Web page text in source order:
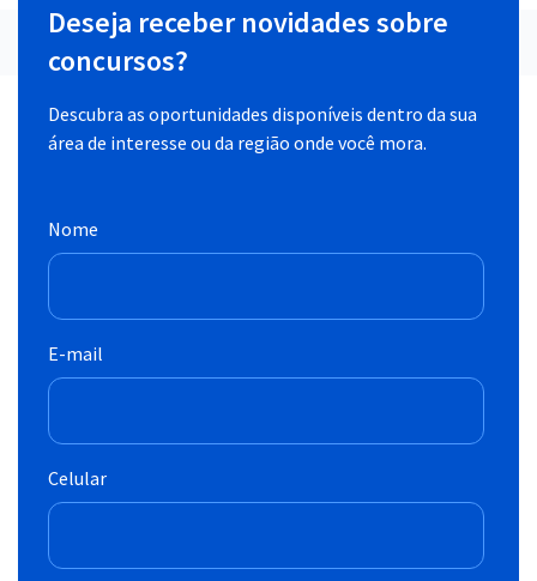
Deseja receber novidades sobre
concursos?
Descubra as oportunidades disponíveis dentro da sua
área de interesse ou da região onde você mora.
Nome
E-mail
Celular